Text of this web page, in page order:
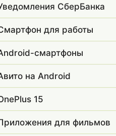
СберБанка
для работы
смартфоны
на Android
15
для фильмов